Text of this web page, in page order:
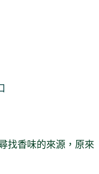
找香味的來源，原來